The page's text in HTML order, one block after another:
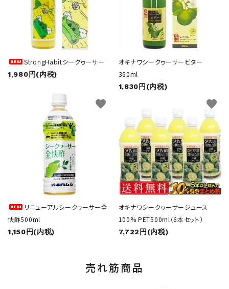
StrongHabitシークヮーサー
1,980円(内税)
オキナワシークヮーサービター
360ml
1,830円(内税)
リニューアルシークヮーサー全
快酢500ml
1,150円(内税)
favorite
オキナワシークヮーサージュース
100% PET500ml（6本セット）
7,722円(内税)
favorite
売れ筋商品